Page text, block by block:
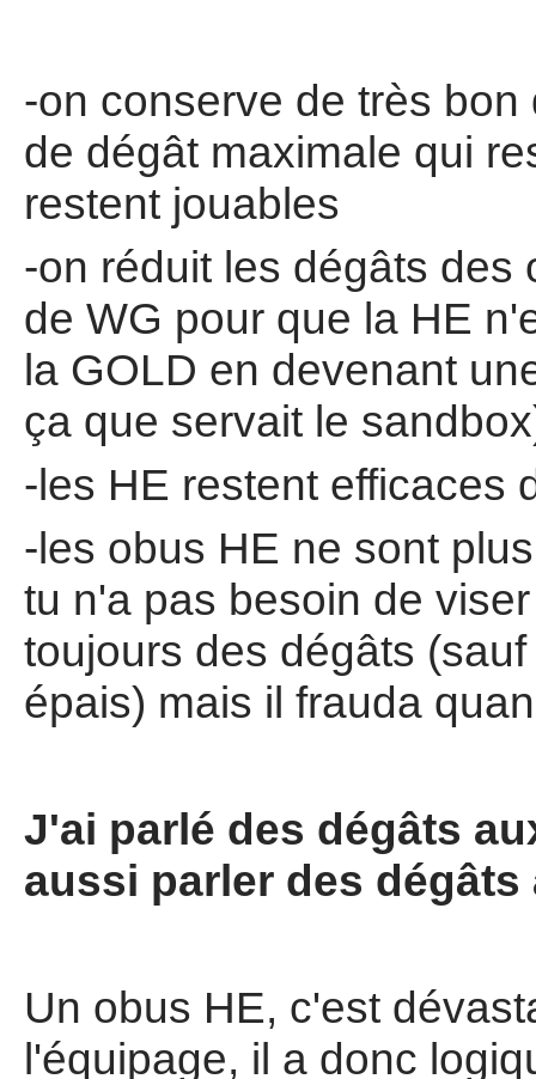
-on conserve de très
de dégât maximale qui
restent jouables
-on réduit les dégâts des
de WG pour que la HE
la GOLD en devenant
ça que servait le
-les HE restent efficaces
-les obus HE ne sont
tu n'a pas besoin de
toujours des dégâts
épais) mais il frauda
J'ai parlé des dégâts
aussi parler des
Un obus HE, c'est
l'équipage, il a donc